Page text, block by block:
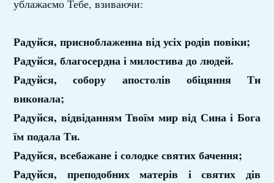
ублажаємо Тебе, взиваючи:
Радуйся, присноблаженна від усіх родів повіки;
Радуйся, благосердна і милостива до людей.
Радуйся, собору апостолів обіцяння Ти
виконала;
Радуйся, відвіданням Твоїм мир від Сина і Бога
їм подала Ти.
Радуйся, всебажане і солодке святих бачення;
Радуйся, преподобних матерів і святих дів